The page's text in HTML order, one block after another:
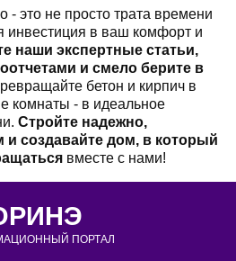
- это не просто трата времени
инвестиция в ваш комфорт и
наши экспертные статьи,
и смело берите в
бетон и кирпич в
комнаты - в идеальное
Стройте надежно,
и создавайте дом, в который
вместе с нами!
ПОРТАЛ